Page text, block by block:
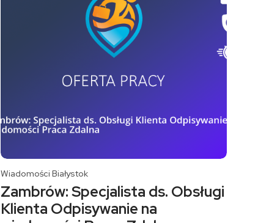
Wiadomości Białystok
Zambrów: Specjalista ds. Obsługi
Klienta Odpisywanie na